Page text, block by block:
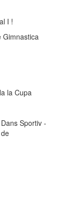
I !
Gimnastica
la Cupa
Sportiv -